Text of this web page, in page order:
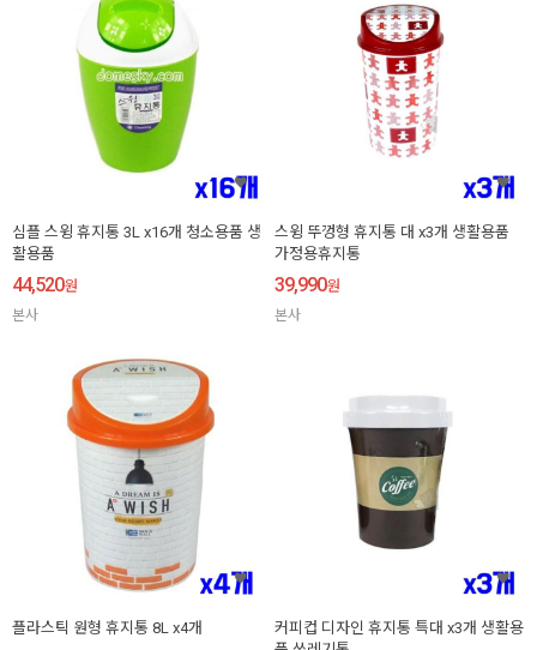
심플 스윙 휴지통 3L x16개 청소용품 생
활용품
44,520원
본사
스윙 뚜껑형 휴지통 대 x3개 생활용품
가정용휴지통
39,990원
본사
플라스틱 원형 휴지통 8L x4개
커피컵 디자인 휴지통 특대 x3개 생활용